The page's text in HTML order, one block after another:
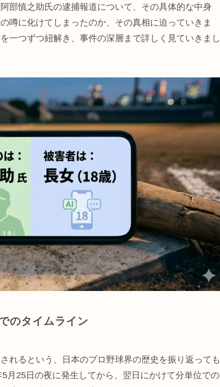
部慎之助氏の逮捕報道について、その具体的な中身
噂に化けてしまったのか、その真相に迫っていきま
一つずつ紐解き、事件の深層まで詳しく見ていきまし
のタイムライン
れるという、日本のプロ野球界の歴史を振り返っても
月25日の夜に発生してから、翌日にかけて分単位での